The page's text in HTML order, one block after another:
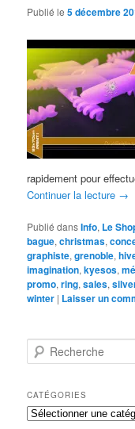
Publié le5 décembre
rapidement pour
Continuer la lecture →
Publié dansInfo, Le
bague,christmas,
graphiste,grenoble,
imagination,kyesos,
promo,ring,sales,
winter | Laisser un
e
h
e
r
CATÉGORIES
Catégories